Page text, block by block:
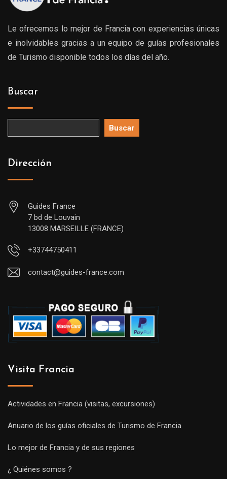
Le ofrecemos lo mejor de Francia con experiencias únicas
e inolvidables gracias a un equipo de guías profesionales
de Turismo disponible todos los días del año.
Buscar
Buscar
Dirección
Guides France
7 bd de Louvain
13008 MARSEILLE (FRANCE)
+33744750411
contact@guides-france.com
Visita Francia
Actividades en Francia (visitas, excursiones)
Anuario de los guías oficiales de Turismo de Francia
Lo mejor de Francia y de sus regiones
¿ Quiénes somos ?